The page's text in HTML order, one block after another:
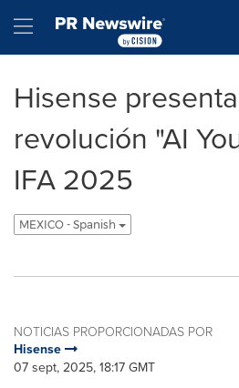
Hamburger menu
Hisense
revolución "AI
IFA 2025
MEXICO - Spanish
NOTICIAS PROPORCIONADAS POR
Hisense
07 sept, 2025, 18:17 GMT